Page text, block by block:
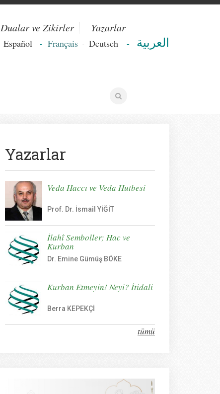
Dualar ve Zikirler Yazarlar
Español - Français - Deutsch - العربية
Yazarlar
Prof. Dr. İsmail YİĞİT
Veda Haccı ve Veda Hutbesi
Dr. Emine Gümüş BÖKE
İlahî Semboller; Hac ve
Kurban
Berra KEPEKÇİ
Kurban Etmeyin! Neyi? İtidali
tümü